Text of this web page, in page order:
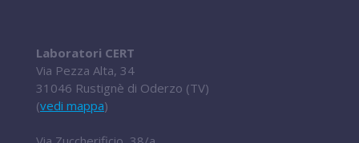
Laboratori CERT
Via Pezza Alta, 34
31046 Rustignè di Oderzo (TV)
(vedi mappa)